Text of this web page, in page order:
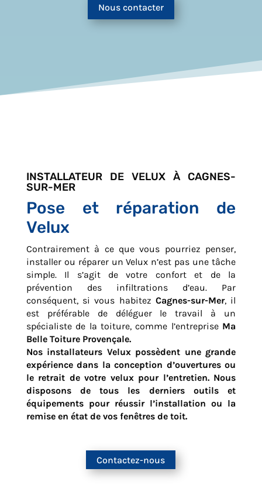
Nous contacter
INSTALLATEUR DE VELUX À CAGNES-
SUR-MER
Pose et réparation de
Velux
Contrairement à ce que vous pourriez penser,
installer ou réparer un Velux n’est pas une tâche
simple. Il s’agit de votre confort et de la
prévention des infiltrations d’eau. Par
conséquent, si vous habitez Cagnes-sur-Mer, il
est préférable de déléguer le travail à un
spécialiste de la toiture, comme l’entreprise Ma
Belle Toiture Provençale.
Nos installateurs Velux possèdent une grande
expérience dans la conception d’ouvertures ou
le retrait de votre velux pour l’entretien. Nous
disposons de tous les derniers outils et
équipements pour réussir l’installation ou la
remise en état de vos fenêtres de toit.
Contactez-nous